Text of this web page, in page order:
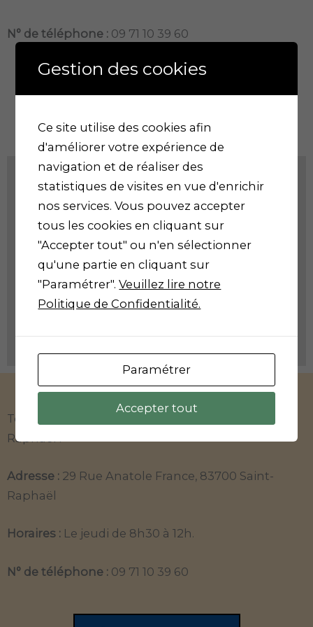
N° de téléphone : 09 71 10 39 60
Appeler la CARSAT
Localisation de la Carsat de Draguignan :
Les paramètres que vous avez choisi pourraient empêcher l'affichage de ce contenu. Vous avez probablement désactiver l'utilisation des cookies "Expérience" de notre site.
Veuillez revoir vos paramètres
Les paramètres que vous avez choisi pourraient empêcher l'affichage de ce contenu. Vous avez probablement désactiver l'utilisation des cookies "Expérience" de notre site.
Veuillez revoir vos paramètres
Carsat Saint-Raphaël
Toutes les informations sur l’agence de Saint-
Raphaël :
Adresse : 29 Rue Anatole France, 83700 Saint-
Raphaël
Horaires : Le jeudi de 8h30 à 12h.
N° de téléphone : 09 71 10 39 60
Gestion des cookies
Ce site utilise des cookies afin
d'améliorer votre expérience de
navigation et de réaliser des
statistiques de visites en vue d'enrichir
nos services. Vous pouvez accepter
tous les cookies en cliquant sur
"Accepter tout" ou n'en sélectionner
qu'une partie en cliquant sur
"Paramétrer".Veuillez lire notre
Politique de Confidentialité.
Paramétrer
Accepter tout